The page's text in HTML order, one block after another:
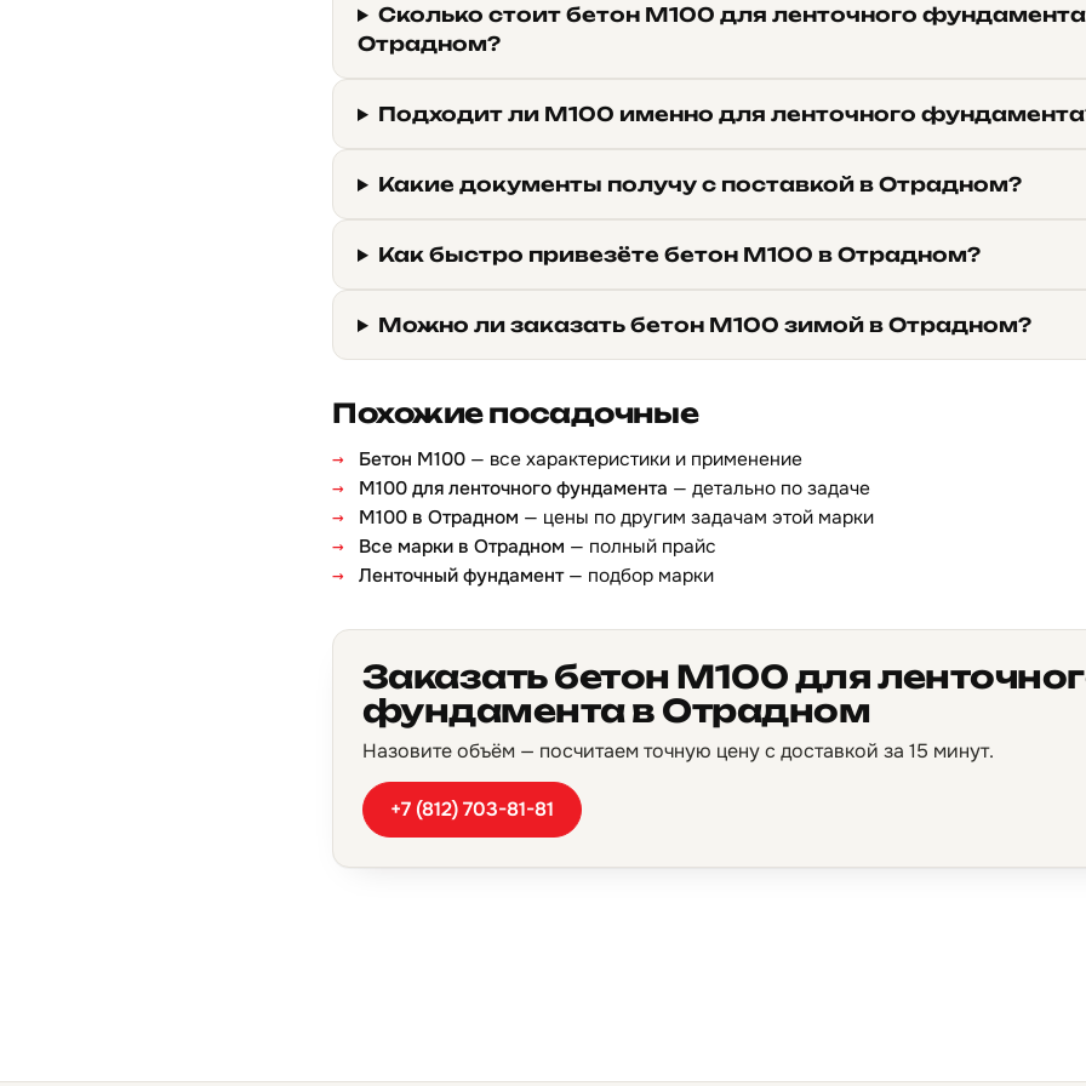
Сколько стоит бетон М100 для ленточного
Отрадном?
Подходит ли М100 именно для ленточного
Какие документы получу с поставкой в Отрадном?
Как быстро привезёте бетон М100 в Отрадном?
Можно ли заказать бетон М100 зимой в Отрадном?
Похожие посадочные
Бетон М100 — все характеристики и применение
М100 для ленточного фундамента — детально по задаче
М100 в Отрадном — цены по другим задачам этой марки
Все марки в Отрадном — полный прайс
Ленточный фундамент— подбор марки
Заказать бетон М100 для
фундамента в Отрадном
Назовите объём — посчитаем точную цену с доставкой за 15 минут.
+7 (812) 703-81-81